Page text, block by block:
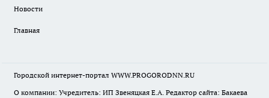
Новости
Главная
Городской интернет-портал WWW.PROGORODNN.RU
О компании: Учредитель: ИП Звеняцкая Е.А. Редактор сайта: Бакаева